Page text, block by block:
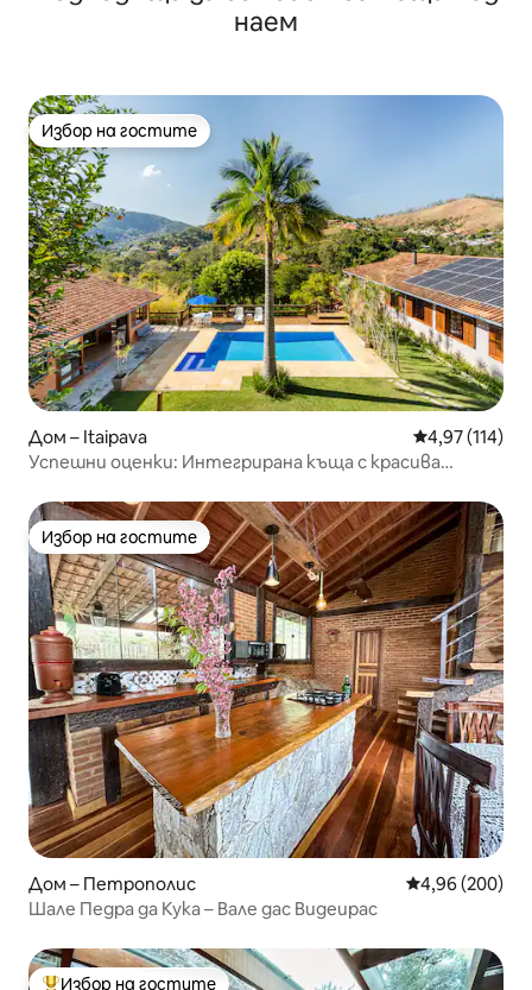
наем
Избор на гостите
Избор на гостите
Дом – Itaipava Средна
4,97 (114)
Успешни оценки: Интегрирана къща с красива
Избор на гостите
Избор на гостите
Дом – Петрополис Средна
4,96 (200)
Шале Педра да Кука – Вале дас Видеирас
Избор на гостите